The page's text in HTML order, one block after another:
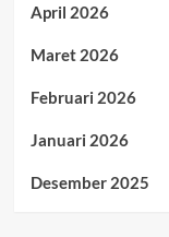
April 2026
Maret 2026
Februari 2026
Januari 2026
Desember 2025